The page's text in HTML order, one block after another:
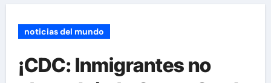
noticias del mundo
¡CDC: Inmigrantes no